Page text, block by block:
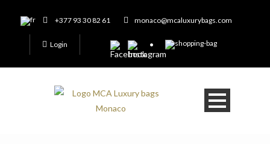
+377 93 30 82 61 monaco@mcaluxurybags.com
Login